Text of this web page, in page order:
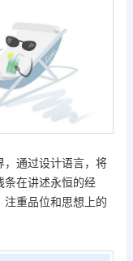
，通过设计语言，将
条在讲述永恒的经
重品位和思想上的